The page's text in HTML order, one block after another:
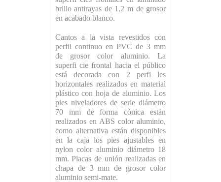
brillo antirayas de 1,2 m de grosor
en acabado blanco.
Cantos a la vista revestidos con
perfil continuo en PVC de 3 mm
de grosor color aluminio. La
superfi cie frontal hacia el público
está decorada con 2 perfi les
horizontales realizados en material
plástico con hoja de aluminio. Los
pies niveladores de serie diámetro
70 mm de forma cónica están
realizados en ABS color aluminio,
como alternativa están disponibles
en la caja los pies ajustables en
nylon color aluminio diámetro 18
mm. Placas de unión realizadas en
chapa de 3 mm de grosor color
aluminio semi-mate.